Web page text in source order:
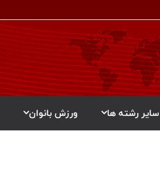
سایر رشته ها ورزش بانوان